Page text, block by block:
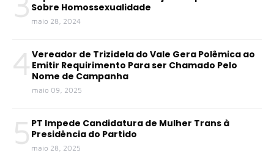
Sobre Homossexualidade
maio 28, 2024
4 Vereador de Trizidela do Vale Gera Polêmica ao
Emitir Requirimento Para ser Chamado Pelo
Nome de Campanha
maio 09, 2025
5 PT Impede Candidatura de Mulher Trans à
Presidência do Partido
maio 28, 2025